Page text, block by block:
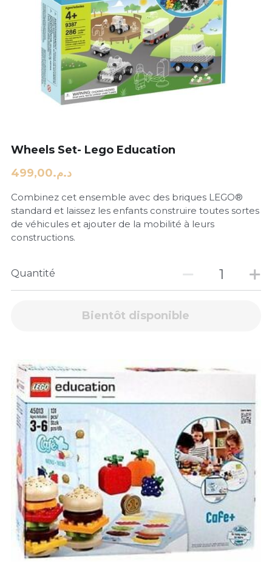
Wheels Set- Lego Education
د.م.499,00
Combinez cet ensemble avec des briques LEGO®
standard et laissez les enfants construire toutes sortes
de véhicules et ajouter de la mobilité à leurs
constructions.
Quantité
Bientôt disponible